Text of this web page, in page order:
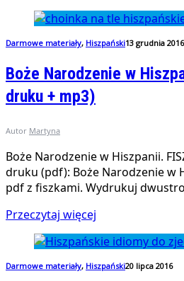
Darmowe materiały, Hiszpański13 grudnia 2016
Boże Narodzenie w
druku + mp3)
Autor Martyna
Boże Narodzenie w Hiszpanii.
druku (pdf): Boże Narodzenie w
pdf z fiszkami. Wydrukuj
Przeczytaj więcej
Darmowe materiały, Hiszpański20 lipca 2016